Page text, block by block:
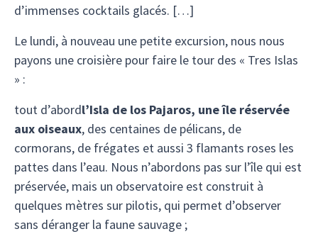
d’immenses cocktails glacés. […]
Le lundi, à nouveau une petite excursion, nous nous
payons une croisière pour faire le tour des « Tres Islas
» :
tout d’abordl’Isla de los Pajaros, une île réservée
aux oiseaux, des centaines de pélicans, de
cormorans, de frégates et aussi 3 flamants roses les
pattes dans l’eau. Nous n’abordons pas sur l’île qui est
préservée, mais un observatoire est construit à
quelques mètres sur pilotis, qui permet d’observer
sans déranger la faune sauvage ;